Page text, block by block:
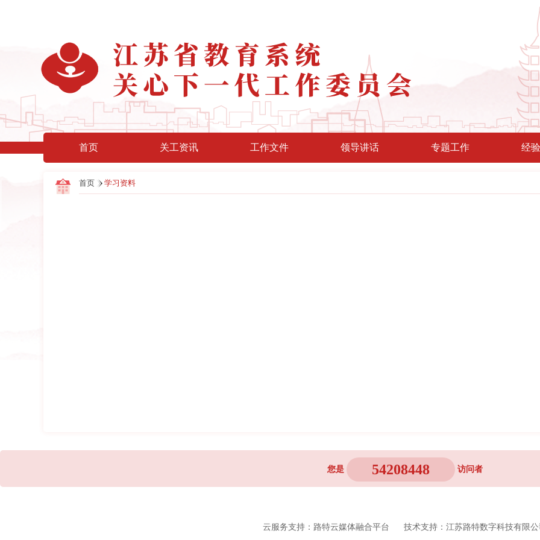
首页 关工资讯 工作文件 领导讲话 专题工作 经
首页 学习资料
您是 54208448 访问者
云服务支持：路特云媒体融合平台 技术支持：江苏路特数字科技有限公